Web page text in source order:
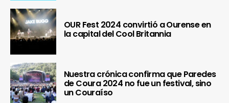
OUR Fest 2024 convirtió a Ourense en
la capital del Cool Britannia
Nuestra crónica confirma que Paredes
de Coura 2024 no fue un festival, sino
un Couraíso